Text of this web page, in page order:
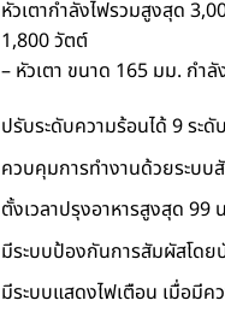
หัวเตากำลังไฟรวมสูงสุด
1,800 วัตต์
– หัวเตา ขนาด 165 มม. กำ
ปรับระดับความร้อนได้ 9 ระดับ
ควบคุมการทำงานด้วยระบบ
ตั้งเวลาปรุงอาหารสูงสุด 99
มีระบบป้องกันการสัมผัสโดย
มีระบบแสดงไฟเตือน เมื่อมีค